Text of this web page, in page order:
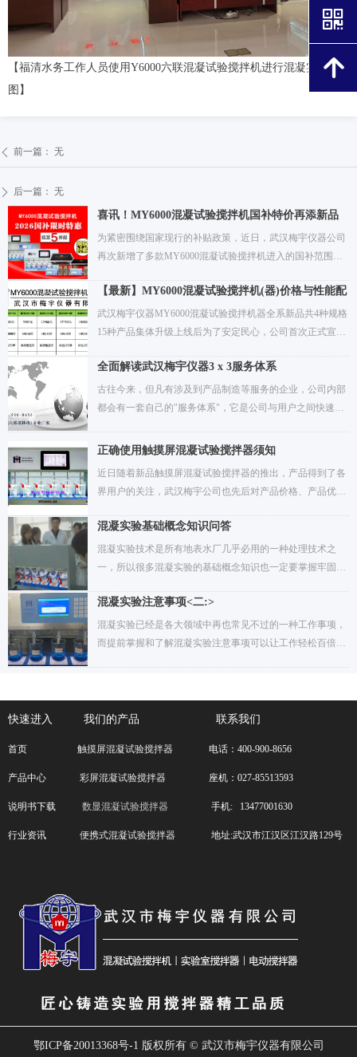
【福清水务工作人员使用Y6000六联混凝试验搅拌机进行混凝实验
图】
ꄴ 前一篇： 无
ꄲ 后一篇： 无
喜讯！MY6000混凝试验搅拌机国补特价再添新品
类！
为紧密围绕国家现行的补贴政策，近日，武汉梅宇仪器公司
再次新增了多款MY6000混凝试验搅拌机进入的国补范围。
大/小规模等多个应用领域出发。当前国补品类更全面，能满
足不同用户的多样化选用需求。更值得一提的是，为了确保
补贴政策的高效实施，公司特别承诺广大用户，我们的补贴
待核消 ，同时以旧换新亦可参与国补活动，部分混凝试验搅
拌机5折起购。由于限时限量，建议广大用户结合自身需
求，抓紧时间，武汉梅宇仪器公司竭诚为您服务，详情咨询
【最新】MY6000混凝试验搅拌机(器)价格与性能配
置表
武汉梅宇仪器MY6000混凝试验搅拌机器全系新品共4种规格
15种产品集体升级上线后为了安定民心，公司首次正式宣
衷，属于一次升级不加价的增值调整，其中，彩屏系列混凝
搅拌器升级后价格区间仍然在1.7~2.7万元，数显搅拌器升级
后售价保持在9.9K-1.29 万元、便携式搅拌器升级后售价保持
MY6000混凝试验搅拌机机器价格始坚持价格公道、公开、
心选购。以下是MY6000混凝试验搅拌机器价格与参数配置
表：
全面解读武汉梅宇仪器3 x 3服务体系
古往今来，但凡有涉及到产品制造等服务的企业，公司内部
都会有一套自己的"服务体系"，它是公司与用户之间快速建
凝试验搅拌机40余年的品牌厂家，武汉梅宇仪器公司之所以
梅宇服务坚守“一次选择终生受益服务承诺”从产品咨询到销
售，围绕服务效率、服务速度、维护成本、质量标准建立涵
盖设备全生命周期的闭合矩阵，将客户购机前到设备购置中
值链条，开创全新价值链服务时代，树立行业标杆。下面小
编带您从售前、售中、售后全过程深度了解梅宇 “3x3” 服务
体系。
正确使用触摸屏混凝试验搅拌器须知
近日随着新品触摸屏混凝试验搅拌器的推出，产品得到了各
界用户的关注，武汉梅宇公司也先后对产品价格、产品优
混凝试验搅拌器，当然离不开正确的操作事项，那么到底如
何正确吏用触摸屏混凝试验搅拌器呢？具体如下：概要：虽
然触摸屏混凝试验搅拌器是一种密封搅拌装置，大多部件属
机，所以日常使用中是需要养成良好的正确操作习惯和注意
事项。
混凝实验基础概念知识问答
混凝实验技术是所有地表水厂几乎必用的一种处理技术之
一，所以很多混凝实验的基础概念知识也一定要掌握牢固，
基础知识要掌握呢？小编整理了十二条：
混凝实验注意事项<二:>
​混凝实验已经是各大领域中再也常见不过的一种工作事项，
而提前掌握和了解混凝实验注意事项可以让工作轻松百倍，
确定，尤其新手用户不能只按照《混凝沉淀烧杯实验方法》
中的数据进行设定，毕竟实验条件不同.
鄂ICP备20013368号-1 版权所有 © 武汉市梅宇仪器有限公司
快速进入 我们的产品 联系我们
首页 触摸屏混凝试验搅拌器 电话：400-900-8656
产品中心 彩屏混凝试验搅拌器 座机：027-85513593
说明书下载 数显混凝试验搅拌器 手机: 13477001630
行业资讯 便携式混凝试验搅拌器 地址:武汉市江汉区江汉路129号
낃
녕